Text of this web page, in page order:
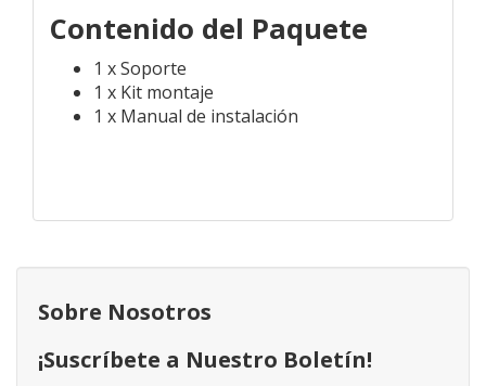
Contenido del Paquete
1 x Soporte
1 x Kit montaje
1 x Manual de instalación
Sobre Nosotros
¡Suscríbete a Nuestro Boletín!